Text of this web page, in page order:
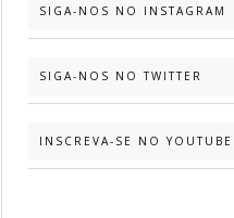
SIGA-NOS NO INSTAGRAM
SIGA-NOS NO TWITTER
INSCREVA-SE NO YOUTUBE